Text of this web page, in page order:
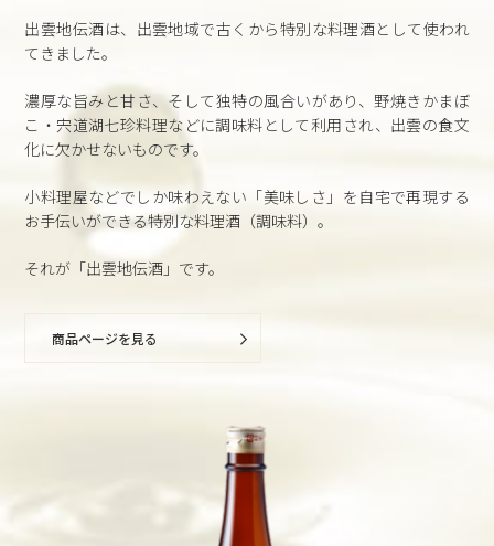
出雲地伝酒は、出雲地域で古くから特別な料理酒として使われ
てきました。
濃厚な旨みと甘さ、そして独特の風合いがあり、野焼きかまぼ
こ・宍道湖七珍料理などに調味料として利用され、出雲の食文
化に欠かせないものです。
小料理屋などでしか味わえない「美味しさ」を自宅で再現する
お手伝いができる特別な料理酒（調味料）。
それが「出雲地伝酒」です。
商品ページを見る